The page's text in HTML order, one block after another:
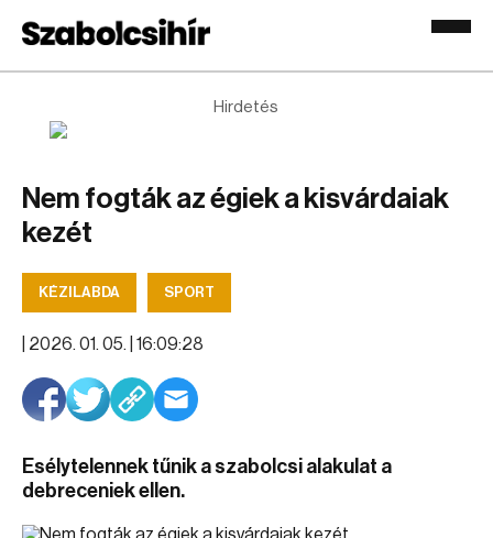
Hirdetés
Nem fogták az égiek a kisvárdaiak
kezét
KÉZILABDA SPORT
2026. 01. 05. | 16:09:28
Esélytelennek tűnik a szabolcsi alakulat a
debreceniek ellen.